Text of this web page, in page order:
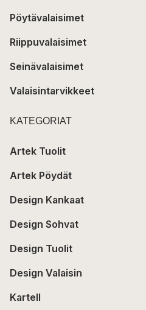
Pöytävalaisimet
Riippuvalaisimet
Seinävalaisimet
Valaisintarvikkeet
KATEGORIAT
Artek Tuolit
Artek Pöydät
Design Kankaat
Design Sohvat
Design Tuolit
Design Valaisin
Kartell